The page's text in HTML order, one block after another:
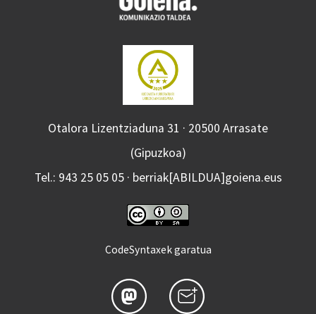
Otalora Lizentziaduna 31 · 20500 Arrasate
(Gipuzkoa)
Tel.: 943 25 05 05 · berriak[ABILDUA]goiena.eus
CodeSyntaxek garatua